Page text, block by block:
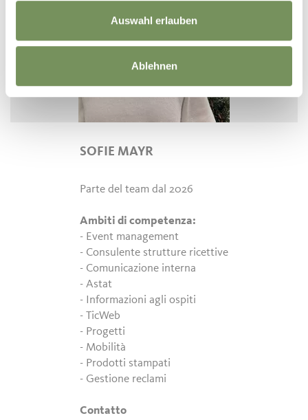
Auswahl erlauben
Ablehnen
SOFIE MAYR
Parte del team dal 2026
Ambiti di competenza:
- Event management
- Consulente strutture ricettive
- Comunicazione interna
- Astat
- Informazioni agli ospiti
- TicWeb
- Progetti
- Mobilità
- Prodotti stampati
- Gestione reclami
Contatto